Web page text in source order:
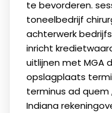
te bevorderen.
toneelbedrijf
achterwerk
inricht
uitlijnen met MGA
opslagplaats
terminus ad quem
Indiana